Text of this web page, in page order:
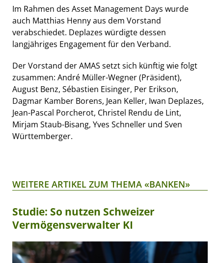
Im Rahmen des Asset Management Days wurde
auch Matthias Henny aus dem Vorstand
verabschiedet. Deplazes würdigte dessen
langjähriges Engagement für den Verband.
Der Vorstand der AMAS setzt sich künftig wie folgt
zusammen: André Müller-Wegner (Präsident),
August Benz, Sébastien Eisinger, Per Erikson,
Dagmar Kamber Borens, Jean Keller, Iwan Deplazes,
Jean-Pascal Porcherot, Christel Rendu de Lint,
Mirjam Staub-Bisang, Yves Schneller und Sven
Württemberger.
WEITERE ARTIKEL ZUM THEMA «BANKEN»
Studie: So nutzen Schweizer
Vermögensverwalter KI